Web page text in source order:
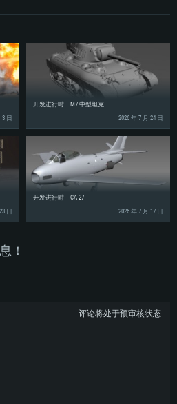
3 日
开发进行时：M7 中型坦克
2026 年 7 月 24 日
日
开发进行时：CA-27
2026 年 7 月 17 日
！
评论将处于预审核状态